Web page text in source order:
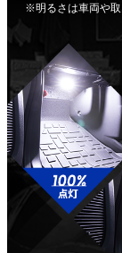
※明るさは車両や取